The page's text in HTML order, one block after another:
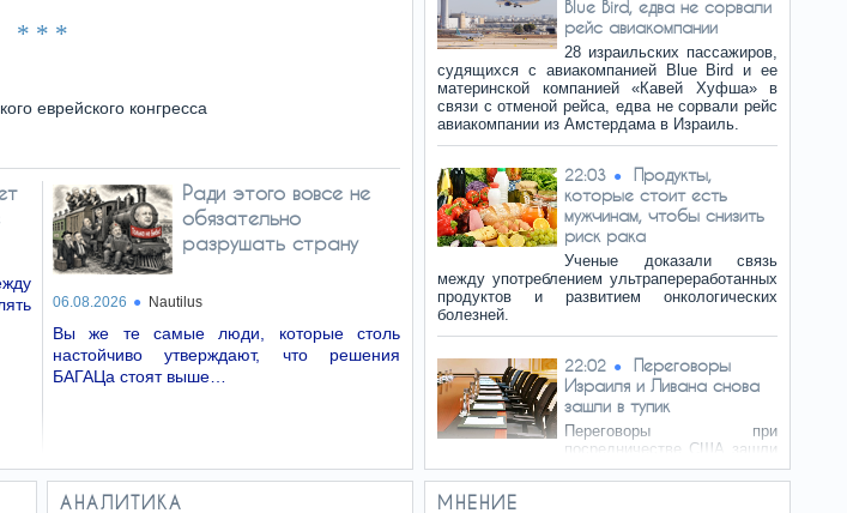
* * *
еврейского конгресса
Ради этого вовсе не
обязательно
разрушать страну
06.08.2026 Nautilus
Вы же те самые люди, которые столь
настойчиво утверждают, что решения
БАГАЦа стоят выше…
Blue Bird, едва не сорвали
рейс авиакомпании
28 израильских пассажиров,
судящихся с авиакомпанией Blue Bird и ее
материнской компанией «Кавей Хуфша» в
связи с отменой рейса, едва не сорвали рейс
авиакомпании из Амстердама в Израиль.
22:03
Продукты,
которые стоит есть
мужчинам, чтобы снизить
риск рака
Ученые доказали связь
между употреблением ультрапереработанных
продуктов и развитием онкологических
болезней.
22:02
Переговоры
Израиля и Ливана снова
зашли в тупик
Переговоры при
посредничестве США зашли
в тупик, так как Израиль отказался от
расширения зоны вывода войск до
завершения проверки безопасности.
АНАЛИТИКА МНЕНИЕ